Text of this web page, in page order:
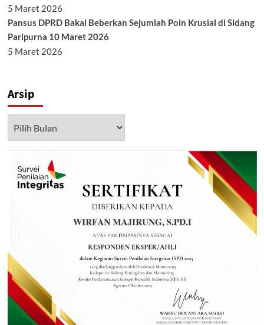
5 Maret 2026
Pansus DPRD Bakal Beberkan Sejumlah Poin Krusial di Sidang
Paripurna 10 Maret 2026
5 Maret 2026
Arsip